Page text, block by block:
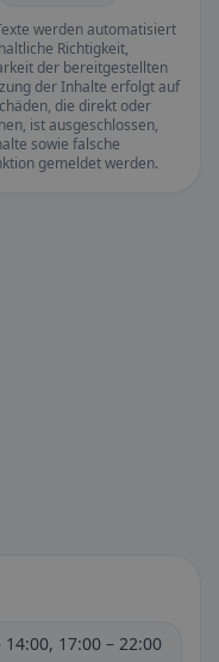
werden automatisiert
Richtigkeit,
der bereitgestellten
der Inhalte erfolgt auf
die direkt oder
ist ausgeschlossen,
sowie falsche
gemeldet werden.
14:00, 17:00 – 22:00